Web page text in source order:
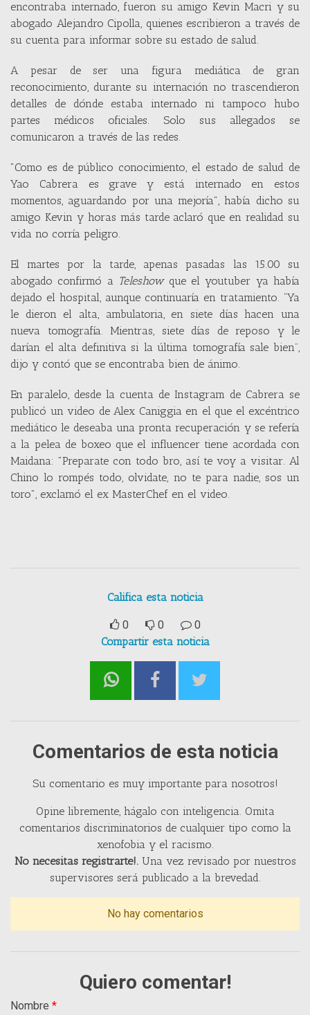
encontraba internado, fueron su amigo Kevin Macri y su
abogado Alejandro Cipolla, quienes escribieron a través de
su cuenta para informar sobre su estado de salud.
A pesar de ser una figura mediática de gran
reconocimiento, durante su internación no trascendieron
detalles de dónde estaba internado ni tampoco hubo
partes médicos oficiales. Solo sus allegados se
comunicaron a través de las redes.
"Como es de público conocimiento, el estado de salud de
Yao Cabrera es grave y está internado en estos
momentos, aguardando por una mejoría", había dicho su
amigo Kevin y horas más tarde aclaró que en realidad su
vida no corría peligro.
El martes por la tarde, apenas pasadas las 15.00 su
abogado confirmó a Teleshow que el youtuber ya había
dejado el hospital, aunque continuaría en tratamiento. “Ya
le dieron el alta, ambulatoria, en siete días hacen una
nueva tomografía. Mientras, siete días de reposo y le
darían el alta definitiva si la última tomografía sale bien”,
dijo y contó que se encontraba bien de ánimo.
En paralelo, desde la cuenta de Instagram de Cabrera se
publicó un video de Alex Caniggia en el que el excéntrico
mediático le deseaba una pronta recuperación y se refería
a la pelea de boxeo que el influencer tiene acordada con
Maidana: "Preparate con todo bro, así te voy a visitar. Al
Chino lo rompés todo, olvidate, no te para nadie, sos un
toro", exclamó el ex MasterChef en el video.
Califica esta noticia
0 0
0
Compartir esta noticia
Comentarios de esta noticia
Su comentario es muy importante para nosotros!
Opine libremente, hágalo con inteligencia. Omita
comentarios discriminatorios de cualquier tipo como la
xenofobia y el racismo.
No necesitas registrarte!.Una vez revisado por nuestros
supervisores será publicado a la brevedad.
No hay comentarios
Quiero comentar!
Nombre